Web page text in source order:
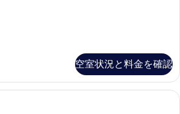
空室状況と料金を確認